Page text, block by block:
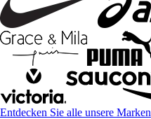
Entdecken Sie alle unsere Marken